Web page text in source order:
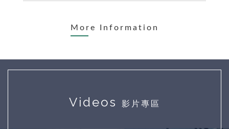
More Information
Videos 影片專區